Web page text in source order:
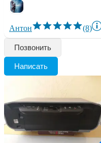
Антон (8)
Позвонить
Написать